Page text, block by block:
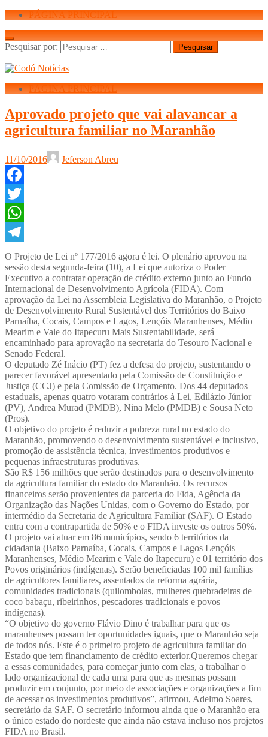
PÁGINA PRINCIPAL
Pesquisar por:
PÁGINA PRINCIPAL
Aprovado projeto que vai alavancar a
agricultura familiar no Maranhão
11/10/2016 Jeferson Abreu
Facebook
Twitter
WhatsApp
Telegram
O Projeto de Lei nº 177/2016 agora é lei. O plenário aprovou na
sessão desta segunda-feira (10), a Lei que autoriza o Poder
Executivo a contratar operação de crédito externo junto ao Fundo
Internacional de Desenvolvimento Agrícola (FIDA). Com
aprovação da Lei na Assembleia Legislativa do Maranhão, o Projeto
de Desenvolvimento Rural Sustentável dos Territórios do Baixo
Parnaíba, Cocais, Campos e Lagos, Lençóis Maranhenses, Médio
Mearim e Vale do Itapecuru Mais Sustentabilidade, será
encaminhado para aprovação na secretaria do Tesouro Nacional e
Senado Federal.
O deputado Zé Inácio (PT) fez a defesa do projeto, sustentando o
parecer favorável apresentado pela Comissão de Constituição e
Justiça (CCJ) e pela Comissão de Orçamento. Dos 44 deputados
estaduais, apenas quatro votaram contrários à Lei, Edilázio Júnior
(PV), Andrea Murad (PMDB), Nina Melo (PMDB) e Sousa Neto
(Pros).
O objetivo do projeto é reduzir a pobreza rural no estado do
Maranhão, promovendo o desenvolvimento sustentável e inclusivo,
promoção de assistência técnica, investimentos produtivos e
pequenas infraestruturas produtivas.
São R$ 156 milhões que serão destinados para o desenvolvimento
da agricultura familiar do estado do Maranhão. Os recursos
financeiros serão provenientes da parceria do Fida, Agência da
Organização das Nações Unidas, com o Governo do Estado, por
intermédio da Secretaria de Agricultura Familiar (SAF). O Estado
entra com a contrapartida de 50% e o FIDA investe os outros 50%.
O projeto vai atuar em 86 municípios, sendo 6 territórios da
cidadania (Baixo Parnaíba, Cocais, Campos e Lagos Lençóis
Maranhenses, Médio Mearim e Vale do Itapecuru) e 01 território dos
Povos originários (indígenas). Serão beneficiadas 100 mil famílias
de agricultores familiares, assentados da reforma agrária,
comunidades tradicionais (quilombolas, mulheres quebradeiras de
coco babaçu, ribeirinhos, pescadores tradicionais e povos
indígenas).
“O objetivo do governo Flávio Dino é trabalhar para que os
maranhenses possam ter oportunidades iguais, que o Maranhão seja
de todos nós. Este é o primeiro projeto de agricultura familiar do
Estado que tem financiamento de crédito exterior.Queremos chegar
a essas comunidades, para começar junto com elas, a trabalhar o
lado organizacional de cada uma para que as mesmas possam
produzir em conjunto, por meio de associações e organizações a fim
de acessar os investimentos produtivos”, afirmou, Adelmo Soares,
secretário da SAF. O secretário informou ainda que o Maranhão era
o único estado do nordeste que ainda não estava incluso nos projetos
FIDA no Brasil.